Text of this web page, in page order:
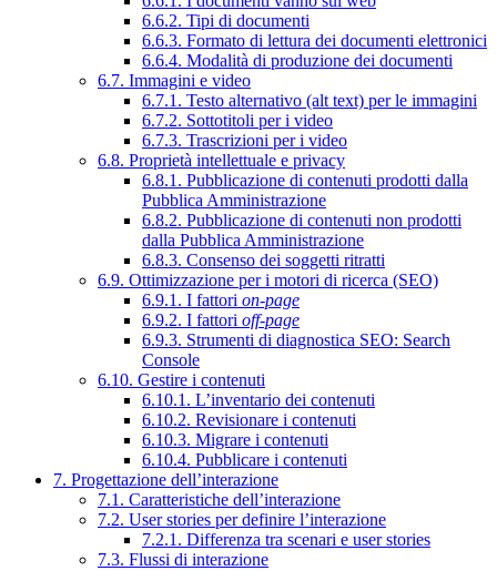
6.6.2. Tipi di documenti
6.6.3. Formato di lettura dei documenti elettronici
6.6.4. Modalità di produzione dei documenti
6.7. Immagini e video
6.7.1. Testo alternativo (alt text) per le immagini
6.7.2. Sottotitoli per i video
6.7.3. Trascrizioni per i video
6.8. Proprietà intellettuale e privacy
6.8.1. Pubblicazione di contenuti prodotti dalla
Pubblica Amministrazione
6.8.2. Pubblicazione di contenuti non prodotti
dalla Pubblica Amministrazione
6.8.3. Consenso dei soggetti ritratti
6.9. Ottimizzazione per i motori di ricerca (SEO)
6.9.1. I fattori on-page
6.9.2. I fattori off-page
6.9.3. Strumenti di diagnostica SEO: Search
Console
6.10. Gestire i contenuti
6.10.1. L’inventario dei contenuti
6.10.2. Revisionare i contenuti
6.10.3. Migrare i contenuti
6.10.4. Pubblicare i contenuti
7. Progettazione dell’interazione
7.1. Caratteristiche dell’interazione
7.2. User stories per definire l’interazione
7.2.1. Differenza tra scenari e user stories
7.3. Flussi di interazione